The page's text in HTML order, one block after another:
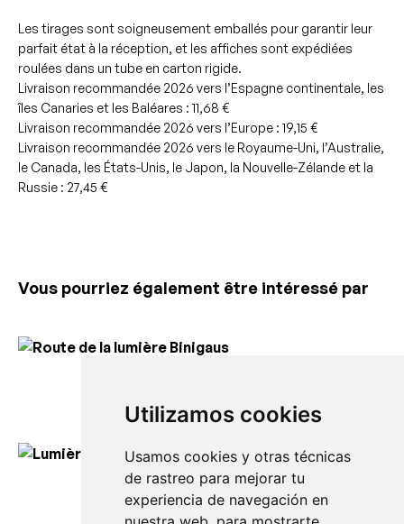
Utilizamos cookies
Usamos cookies y otras técnicas
de rastreo para mejorar tu
experiencia de navegación en
Les tirages sont soigneusement emballés pour garantir leur
parfait état à la réception, et les affiches sont expédiées
roulées dans un tube en carton rigide.
Livraison recommandée 2026 vers l’Espagne continentale, les
îles Canaries et les Baléares : 11,68 €
Livraison recommandée 2026 vers l’Europe : 19,15 €
Livraison recommandée 2026 vers le Royaume-Uni, l’Australie,
le Canada, les États-Unis, le Japon, la Nouvelle-Zélande et la
Russie : 27,45 €
Vous pourriez également être intéressé par
130,00 €
Lumière d’Es Migjorn Gran
150,00